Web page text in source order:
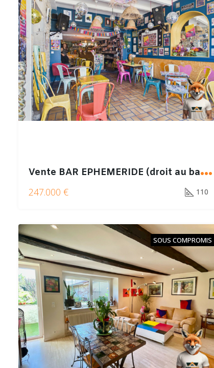
V
ente BAR EPHEMERIDE (droit au bail bar / restaurant + licence 4)
247.000 € 110
SOUS COMPROMIS